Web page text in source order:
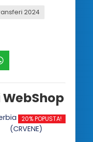
2024
20% POPUSTA!